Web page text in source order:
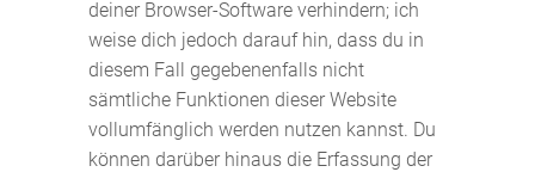
deiner Browser-Software verhindern; ich
weise dich jedoch darauf hin, dass du in
diesem Fall gegebenenfalls nicht
sämtliche Funktionen dieser Website
vollumfänglich werden nutzen kannst. Du
können darüber hinaus die Erfassung der